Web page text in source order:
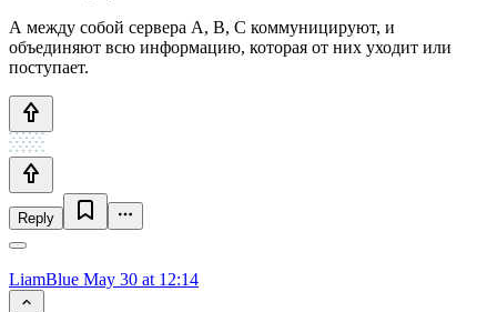
А между собой сервера A, B, C коммуницируют, и
объединяют всю информацию, которая от них уходит или
поступает.
Reply
LiamBlue May 30 at 12:14